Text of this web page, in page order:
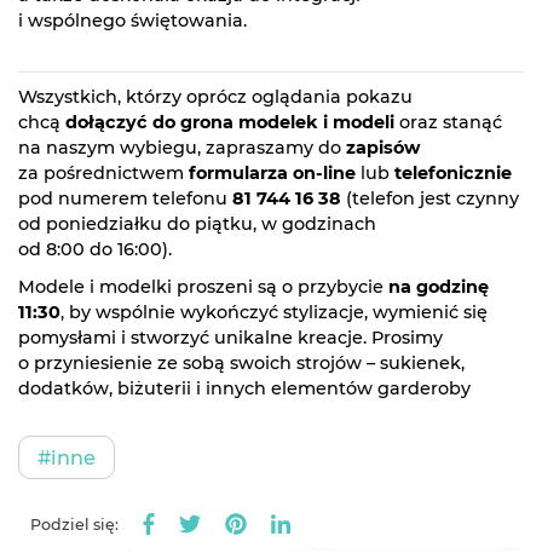
i wspólnego świętowania.
Wszystkich, którzy oprócz oglądania pokazu
chcą dołączyć do grona modelek i modeli oraz stanąć
na naszym wybiegu, zapraszamy do zapisów
za pośrednictwem formularza on-line lub telefonicznie
pod numerem telefonu 81 744 16 38 (telefon jest czynny
od poniedziałku do piątku, w godzinach
od 8:00 do 16:00).
Modele i modelki proszeni są o przybycie na godzinę
11:30, by wspólnie wykończyć stylizacje, wymienić się
pomysłami i stworzyć unikalne kreacje. Prosimy
o przyniesienie ze sobą swoich strojów – sukienek,
dodatków, biżuterii i innych elementów garderoby
#inne
Podziel się: